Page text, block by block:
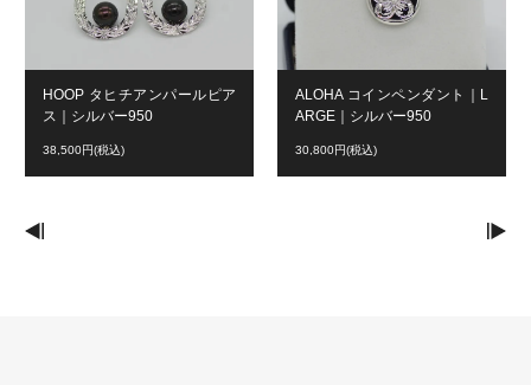
HOOP タヒチアンパールピア
ス｜シルバー950
38,500円(税込)
ALOHA コインペンダント｜L
ARGE｜シルバー950
30,800円(税込)